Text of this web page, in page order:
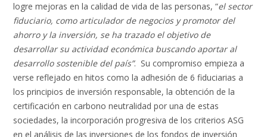
logre mejoras en la calidad de vida de las personas, “el sector
fiduciario, como articulador de negocios y promotor del
ahorro y la inversión, se ha trazado el objetivo de
desarrollar su actividad económica buscando aportar al
desarrollo sostenible del país”. Su compromiso empieza a
verse reflejado en hitos como la adhesión de 6 fiduciarias a
los principios de inversión responsable, la obtención de la
certificación en carbono neutralidad por una de estas
sociedades, la incorporación progresiva de los criterios ASG
en el análisis de las inversiones de los fondos de inversión